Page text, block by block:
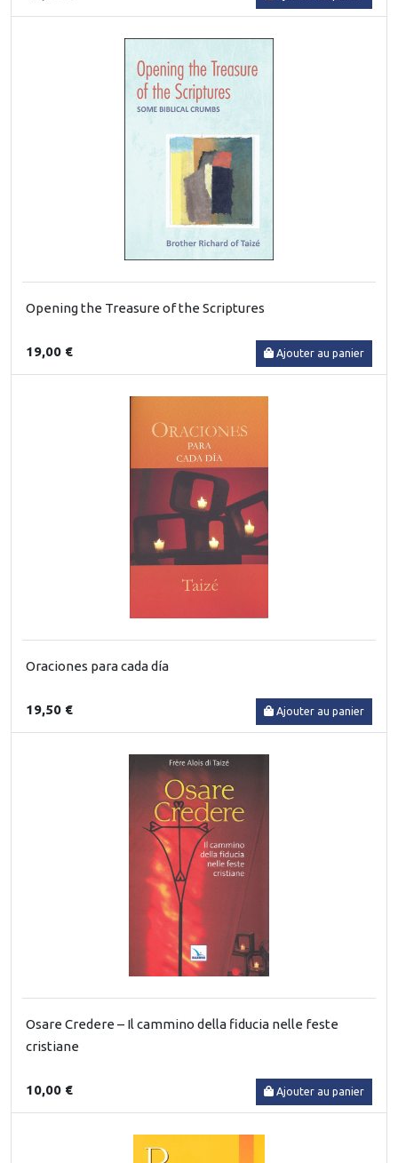
Opening the Treasure of the Scriptures
19,00 € Ajouter au panier
Oraciones para cada día
19,50 € Ajouter au panier
Osare Credere – Il cammino della fiducia nelle feste
cristiane
10,00 € Ajouter au panier